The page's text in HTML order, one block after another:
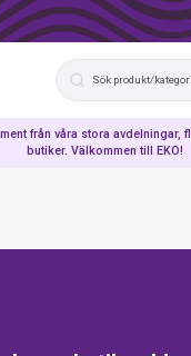
från våra stora avdelningar,
butiker. Välkommen till EKO!